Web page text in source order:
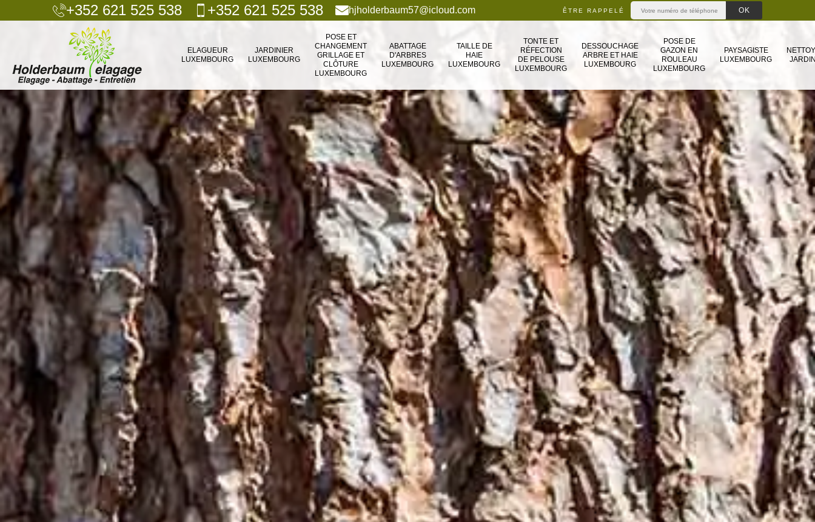
+352 621 525 538 +352 621 525 538 hjholderbaum57@icloud.com ÊTRE RAPPELÉ
ELAGUEUR
LUXEMBOURG
JARDINIER
LUXEMBOURG
POSE ET
CHANGEMENT
GRILLAGE ET
CLÔTURE
LUXEMBOURG
ABATTAGE
D'ARBRES
LUXEMBOURG
TAILLE DE
HAIE
LUXEMBOURG
TONTE ET
RÉFECTION
DE PELOUSE
LUXEMBOURG
DESSOUCHAGE
ARBRE ET HAIE
LUXEMBOURG
POSE DE
GAZON EN
ROULEAU
LUXEMBOURG
PAYSAGISTE
LUXEMBOURG